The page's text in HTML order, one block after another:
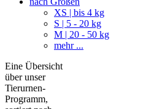
XS | bis 4 kg
S | 5 - 20 kg
M | 20 - 50 kg
mehr ...
Eine Übersicht
über unser
Tierurnen-
Programm,